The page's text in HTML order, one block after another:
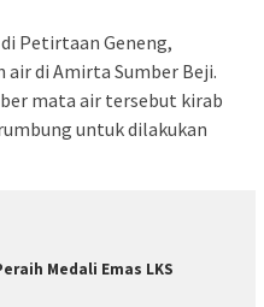
Petirtaan Geneng,
di Amirta Sumber Beji.
mata air tersebut kirab
untuk dilakukan
Medali Emas LKS